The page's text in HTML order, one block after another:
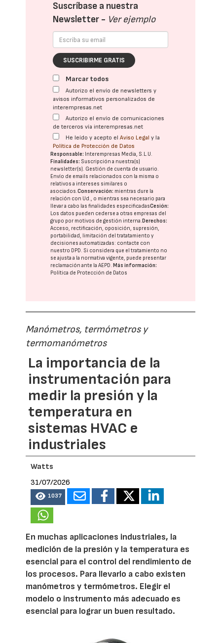
Suscríbase a nuestra
Newsletter - Ver ejemplo
SUSCRIBIRME GRATIS
Marcar todos
Autorizo el envío de newsletters y
avisos informativos personalizados de
interempresas.net
Autorizo el envío de comunicaciones
de terceros vía interempresas.net
He leído y acepto elAviso Legal y la
Política de Protección de Datos
Responsable: Interempresas Media, S.L.U.
Finalidades: Suscripción a nuestra(s)
newsletter(s). Gestión de cuenta de usuario.
Envío de emails relacionados con la misma o
relativos a intereses similares o
asociados.Conservación: mientras dure la
relación con Ud., o mientras sea necesario para
llevar a cabo las finalidades especificadasCesión:
Los datos pueden cederse a otras empresas del
grupo por motivos de gestión interna. Derechos:
Acceso, rectificación, oposición, supresión,
portabilidad, limitación del tratatamiento y
decisiones automatizadas: contacte con
nuestro DPD. Si considera que el tratamiento no
se ajusta a la normativa vigente, puede presentar
reclamación ante laAEPD. Más información:
Política de Protección de Datos
Manómetros, termómetros y
termomanómetros
La importancia de la
instrumentación para
medir la presión y la
temperatura en
sistemas HVAC e
industriales
Watts
31/07/2026
1037
En muchas aplicaciones industriales, la
medición de la presión y la temperatura es
esencial para el control del rendimiento de
los procesos. Para llevarlo a cabo existen
manómetros y termómetros. Elegir el
modelo o instrumento más adecuado es
esencial para lograr un buen resultado.